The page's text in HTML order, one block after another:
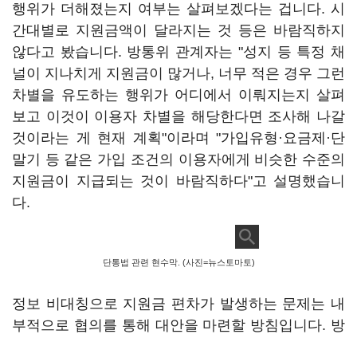
행위가 더해졌는지 여부는 살펴보겠다는 겁니다. 시
간대별로 지원금액이 달라지는 것 등은 바람직하지
않다고 봤습니다. 방통위 관계자는 "성지 등 특정 채
널이 지나치게 지원금이 많거나, 너무 적은 경우 그런
차별을 유도하는 행위가 어디에서 이뤄지는지 살펴
보고 이것이 이용자 차별을 해당한다면 조사해 나갈
것이라는 게 현재 계획"이라며 "가입유형·요금제·단
말기 등 같은 가입 조건의 이용자에게 비슷한 수준의
지원금이 지급되는 것이 바람직하다"고 설명했습니
다.
단통법 관련 현수막. (사진=뉴스토마토)
정보 비대칭으로 지원금 편차가 발생하는 문제는 내
부적으로 협의를 통해 대안을 마련할 방침입니다. 방